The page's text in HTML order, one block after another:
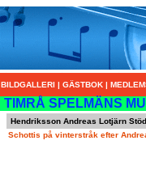
BILDGALLERI | GÄSTBOK |
TIMRÅ SPELMÄNS
Hendriksson Andreas Lotjärn
Schottis på vinterstråk efter